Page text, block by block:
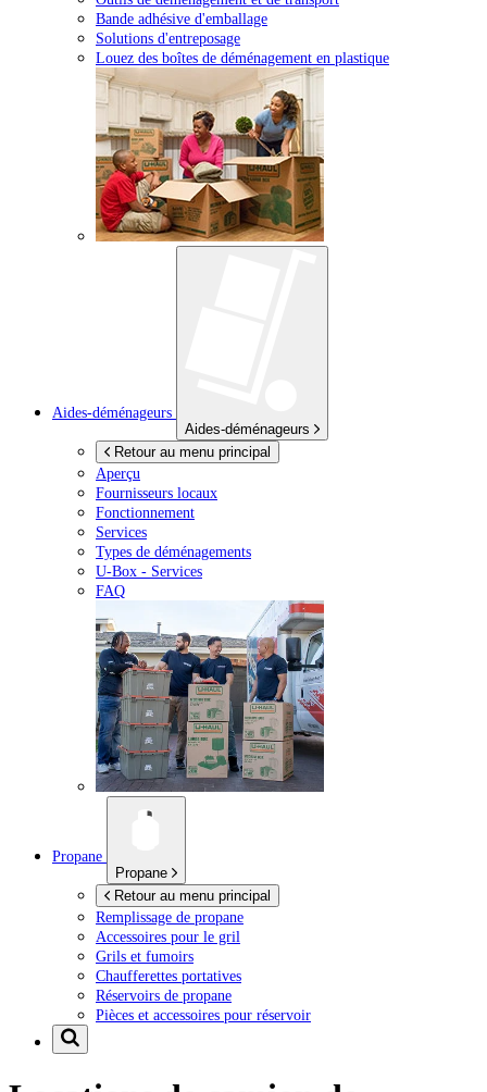
Bande adhésive d'emballage
Solutions d'entreposage
Louez des boîtes de déménagement en plastique
Aides-déménageurs
Aides-déménageurs
Retour au menu principal
Aperçu
Fournisseurs locaux
Fonctionnement
Services
Types de déménagements
U-Box - Services
FAQ
Propane
Propane
Retour au menu principal
Remplissage de propane
Accessoires pour le gril
Grils et fumoirs
Chaufferettes portatives
Réservoirs de propane
Pièces et accessoires pour réservoir